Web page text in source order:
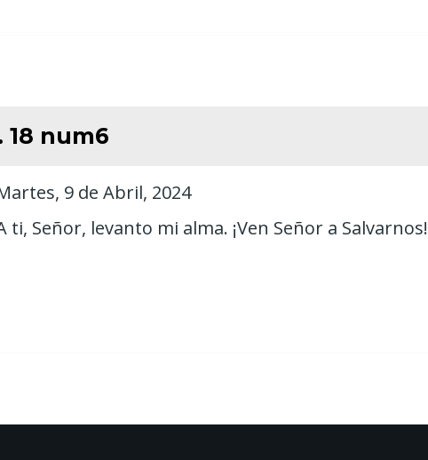
18 num6
9 de Abril, 2024
ti, Señor, levanto mi alma. ¡Ven Señor a Salvarnos!